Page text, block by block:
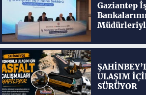
Gaziantep
ULAŞIM
SÜRÜYOR